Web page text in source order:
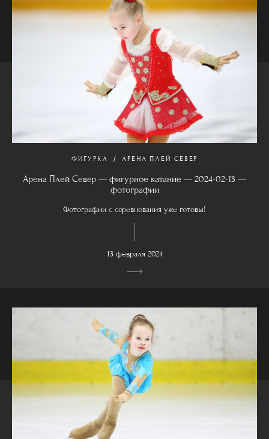
ФИГУРКА АРЕНА ПЛЕЙ СЕВЕР
Арена Плей Север — фигурное катание — 2024-02-13 —
фотографии
Фотографии с соревнования уже готовы!
13 февраля 2024